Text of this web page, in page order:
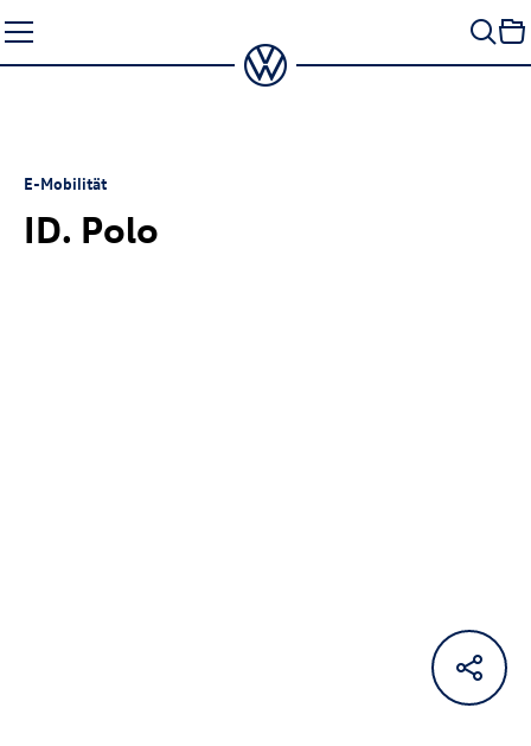
Seiteninhalt
springen
E-Mobilität
ID. Polo